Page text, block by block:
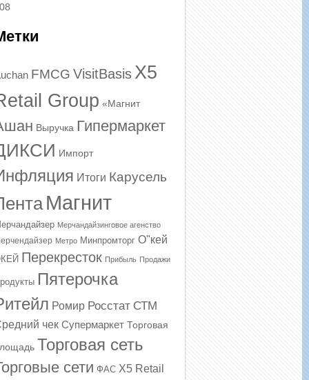
FMCG VisitBasis X5
Group «Магнит
Выручка Гипермаркет
Импорт
Итоги Карусель
Магнит
Мерчандайзинговое агенство
Метро Минпромторг О"кей
Перекресток Прибыль Продажи
Пятерочка
Ромир Росстат СТМ
чек Супермаркет Торговая
Торговая сеть
сети ФАС Х5 Retail